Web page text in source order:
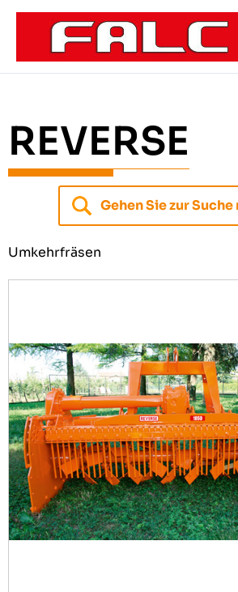
Zum
REVERSE
Gehen Sie zur
Umkehrfräsen